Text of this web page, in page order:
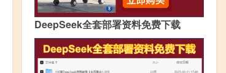
DeepSeek全套部署资料免费下载